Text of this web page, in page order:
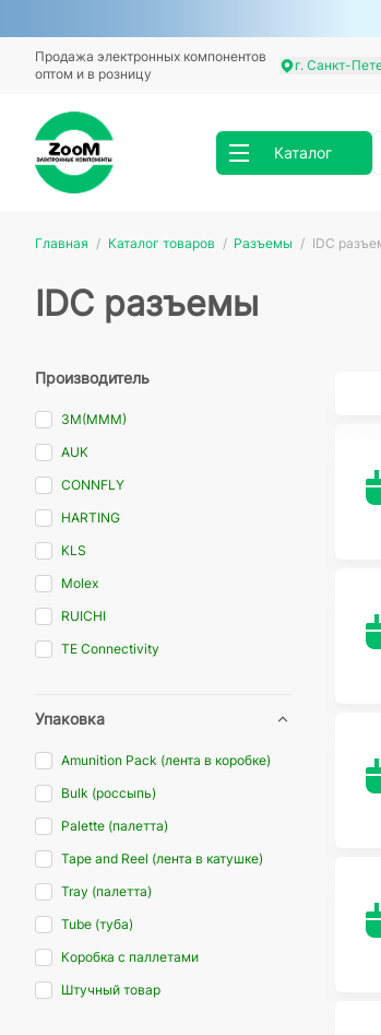
Продажа электронных компонентов
оптом и в розницу
г. Санкт-
Каталог
Главная Каталог товаров Разъемы IDC
IDC разъемы
Производитель
3M(MMM)
AUK
CONNFLY
HARTING
KLS
Molex
RUICHI
TE Connectivity
Упаковка
Amunition Pack (лента в коробке)
Bulk (россыпь)
Palette (палетта)
Tape and Reel (лента в катушке)
Tray (палетта)
Tube (туба)
Коробка с паллетами
Штучный товар